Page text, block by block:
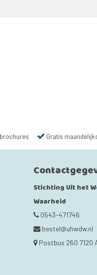
Gratis
Stichting Uit het
Waarheid
0543-471746
bestel@uhwdw.nl
Postbus 260 7120